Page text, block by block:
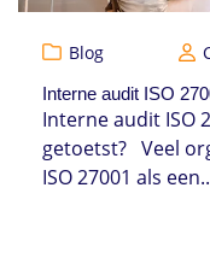
Blog
Interne audit ISO
Interne audit ISO
getoetst? Veel
ISO 27001 als